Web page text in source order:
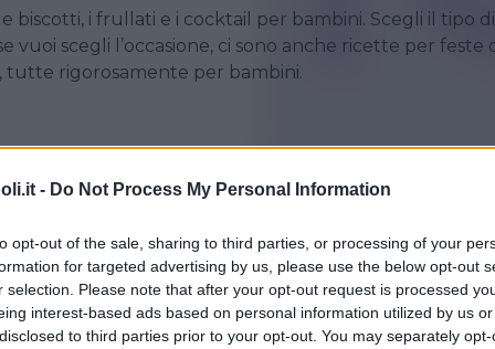
- Do Not Process My Personal Information
opt-out of the sale, sharing to third parties, or processing of your
for targeted advertising by us, please use the below opt-out
selection. Please note that after your opt-out request is processed
interest-based ads based on personal information utilized by us
to third parties prior to your opt-out. You may separately
biscotti, i frullati e i cocktail per bambini. Scegli il tipo di
vuoi scegli l’occasione, ci sono anche ricette per feste
tutte rigorosamente per bambini.
• SECONDI DI PESCE • ESTATE • AUTUNNO •
• INVERNO
di orata con patate e